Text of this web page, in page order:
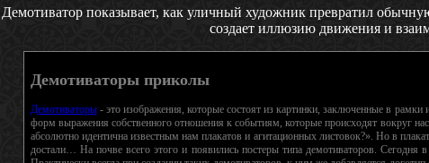
Демотиватор показывает, как уличный художник превратил
создает иллюзию движения и
Демотиваторы приколы
Демотиваторы- это изображения, которые состоят из картинки, заключенные в
форм выражения собственного отношения к событиям, которые происходят вокруг
абсолютно идентична известным нам плакатов и агитационных листовок?». Но в
достали… На почве всего этого и появились постеры типа демотиваторов.